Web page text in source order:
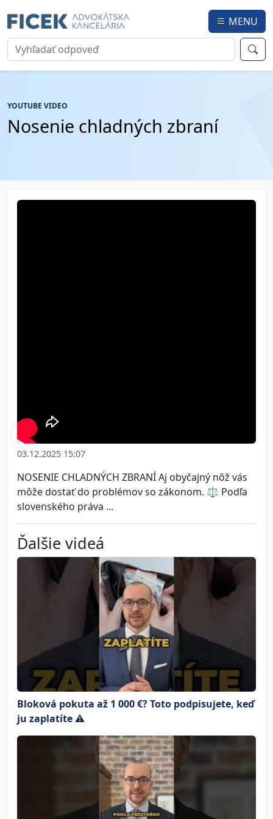
MENU
YOUTUBE VIDEO
Nosenie chladných zbraní
03.12.2025 15:07
NOSENIE CHLADNÝCH ZBRANÍ Aj obyčajný nôž vás
môže dostať do problémov so zákonom. ⚖️ Podľa
slovenského práva ...
Ďalšie videá
Bloková pokuta až 1 000 €? Toto podpisujete, keď
ju zaplatíte ⚠️